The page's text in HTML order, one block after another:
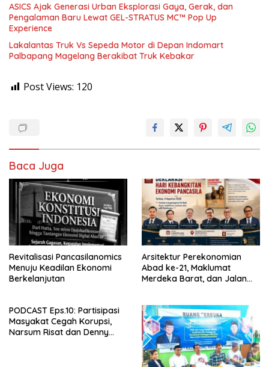
ASICS Ajak Generasi Urban Eksplorasi Gaya, Gerak, dan
Pengalaman Baru Lewat GEL-STRATUS MC™ Pop Up
Experience
Lakalantas Truk Vs Sepeda Motor di Depan Indomart
Palbapang Magelang Berakibat Truk Kebakar
Post Views: 120
Baca Juga
Revitalisasi Pancasilanomics
Menuju Keadilan Ekonomi
Berkelanjutan
Arsitektur Perekonomian
Abad ke-21, Maklumat
Merdeka Barat, dan Jalan
PODCAST Eps.10: Partisipasi
Masyakat Cegah Korupsi,
Narsum Risat dan Denny